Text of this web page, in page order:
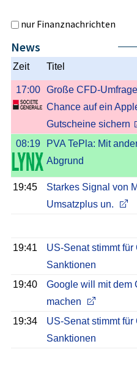
nur Finanznachrichten
News
Zeit Titel
17:00
Große CFD-
Chance auf ein
Gutscheine sichern
08:19
PVA TePla: Mit
Abgrund
19:45
Starkes Signal von
Umsatzplus un.
19:41
US-Senat stimmt
Sanktionen
19:40
Google will mit dem
machen
19:34
US-Senat stimmt
Sanktionen